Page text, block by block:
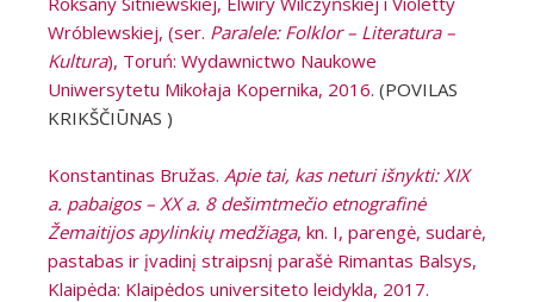
Wróblewskiej, (ser. Paralele: Folklor – Literatura –
Kultura), Toruń: Wydawnictwo Naukowe
Uniwersytetu Mikołaja Kopernika, 2016. (POVILAS
KRIKŠČIŪNAS )
Konstantinas Bružas. Apie tai, kas neturi išnykti: XIX
a. pabaigos – XX a. 8 dešimtmečio etnografinė
Žemaitijos apylinkių medžiaga, kn. I, parengė, sudarė,
pastabas ir įvadinį straipsnį parašė Rimantas Balsys,
Klaipėda: Klaipėdos universiteto leidykla, 2017.